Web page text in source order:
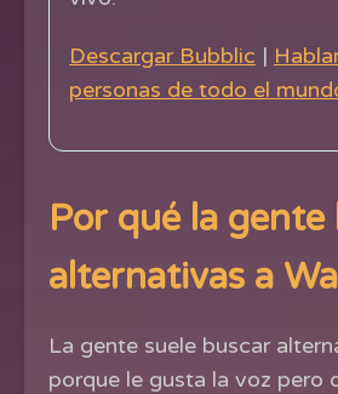
Descargar Bubblic |
personas de todo el
Por qué la gente
alternativas a
La gente suele buscar
porque le gusta la voz pero